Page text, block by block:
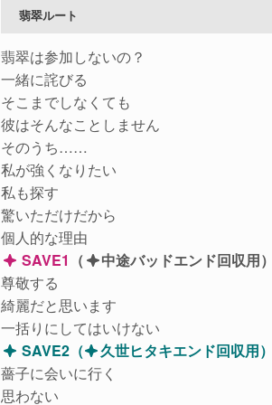
翡翠ルート
翡翠は参加しないの？
一緒に詫びる
そこまでしなくても
彼はそんなことしません
そのうち……
私が強くなりたい
私も探す
驚いただけだから
個人的な理由
SAVE1 （
中途バッドエンド回収用
尊敬する
綺麗だと思います
一括りにしてはいけない
SAVE2（
久世ヒタキエンド回収用
薔子に会いに行く
思わない